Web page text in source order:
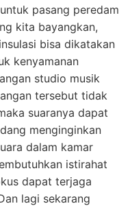
pasang peredam
kita bayangkan,
bisa dikatakan
kenyamanan
studio musik
tersebut tidak
suaranya dapat
menginginkan
dalam kamar
istirahat
dapat terjaga
lagi sekarang